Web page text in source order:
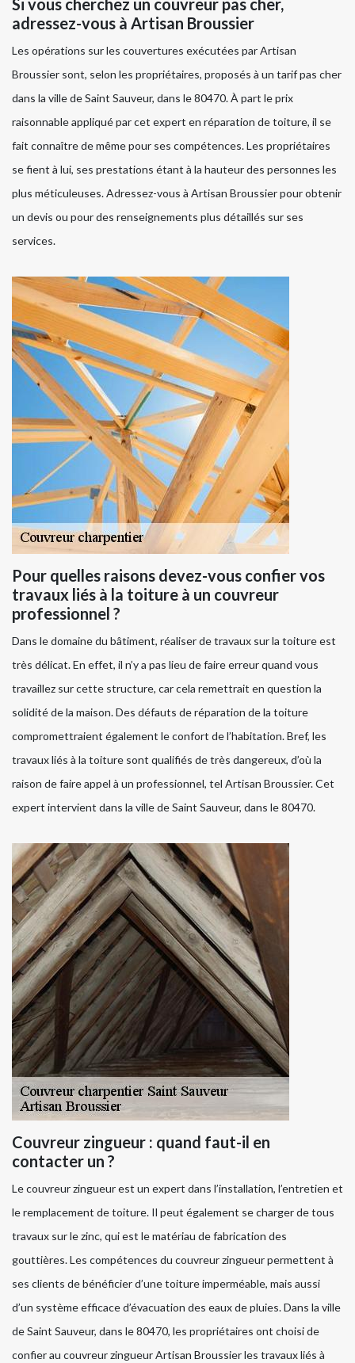
adressez-vous à Artisan Broussier
Les opérations sur les couvertures exécutées par Artisan
Broussier sont, selon les propriétaires, proposés à un tarif pas cher
dans la ville de Saint Sauveur, dans le 80470. À part le prix
raisonnable appliqué par cet expert en réparation de toiture, il se
fait connaître de même pour ses compétences. Les propriétaires
se fient à lui, ses prestations étant à la hauteur des personnes les
plus méticuleuses. Adressez-vous à Artisan Broussier pour obtenir
un devis ou pour des renseignements plus détaillés sur ses
services.
Pour quelles raisons devez-vous confier vos
travaux liés à la toiture à un couvreur
professionnel ?
Dans le domaine du bâtiment, réaliser de travaux sur la toiture est
très délicat. En effet, il n’y a pas lieu de faire erreur quand vous
travaillez sur cette structure, car cela remettrait en question la
solidité de la maison. Des défauts de réparation de la toiture
compromettraient également le confort de l’habitation. Bref, les
travaux liés à la toiture sont qualifiés de très dangereux, d’où la
raison de faire appel à un professionnel, tel Artisan Broussier. Cet
expert intervient dans la ville de Saint Sauveur, dans le 80470.
Couvreur zingueur : quand faut-il en
contacter un ?
Le couvreur zingueur est un expert dans l’installation, l’entretien et
le remplacement de toiture. Il peut également se charger de tous
travaux sur le zinc, qui est le matériau de fabrication des
gouttières. Les compétences du couvreur zingueur permettent à
ses clients de bénéficier d’une toiture imperméable, mais aussi
d’un système efficace d’évacuation des eaux de pluies. Dans la ville
de Saint Sauveur, dans le 80470, les propriétaires ont choisi de
confier au couvreur zingueur Artisan Broussier les travaux liés à